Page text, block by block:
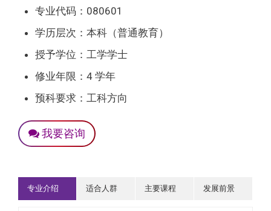
专业代码：080601
学历层次：本科（普通教育）
授予学位：工学学士
修业年限：4 学年
预科要求：工科方向
我要咨询
专业介绍 适合人群 主要课程 发展前景